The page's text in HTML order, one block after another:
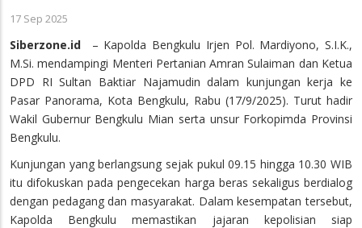
17 Sep 2025
Siberzone.id
– Kapolda Bengkulu Irjen Pol. Mardiyono, S.I.K.,
M.Si. mendampingi Menteri Pertanian Amran Sulaiman dan Ketua
DPD RI Sultan Baktiar Najamudin dalam kunjungan kerja ke
Pasar Panorama, Kota Bengkulu, Rabu (17/9/2025). Turut hadir
Wakil Gubernur Bengkulu Mian serta unsur Forkopimda Provinsi
Bengkulu.
Kunjungan yang berlangsung sejak pukul 09.15 hingga 10.30 WIB
itu difokuskan pada pengecekan harga beras sekaligus berdialog
dengan pedagang dan masyarakat. Dalam kesempatan tersebut,
Kapolda Bengkulu memastikan jajaran kepolisian siap